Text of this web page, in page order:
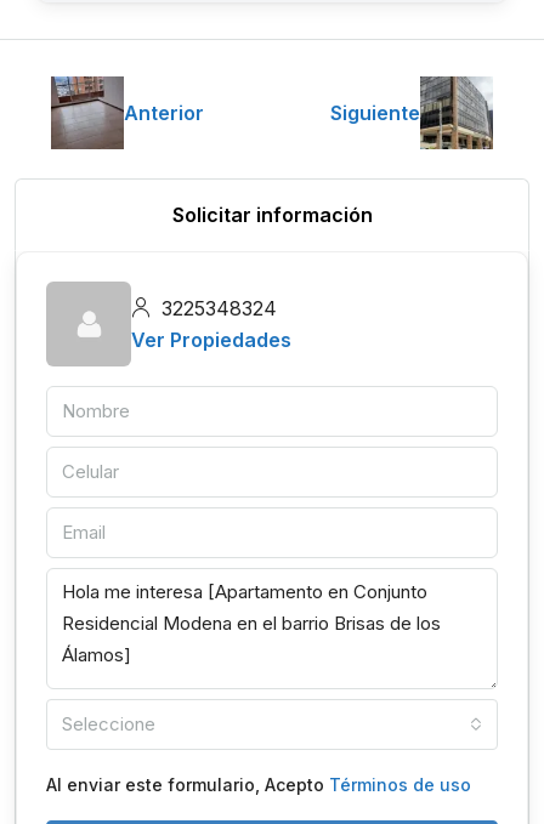
Anterior Siguiente
Solicitar información
3225348324
Ver Propiedades
Seleccione
Al enviar este formulario, Acepto Términos de uso